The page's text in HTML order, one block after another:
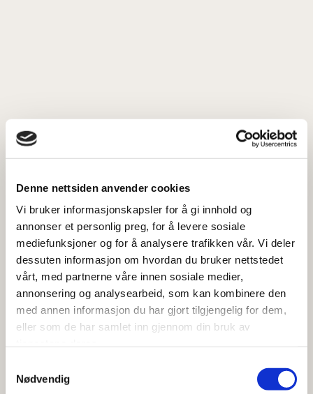
Denne nettsiden anvender cookies
Vi bruker informasjonskapsler for å gi innhold og
annonser et personlig preg, for å levere sosiale
mediefunksjoner og for å analysere trafikken vår. Vi deler
dessuten informasjon om hvordan du bruker nettstedet
vårt, med partnerne våre innen sosiale medier,
annonsering og analysearbeid, som kan kombinere den
med annen informasjon du har gjort tilgjengelig for dem,
eller som de har samlet inn gjennom din bruk av
Nødvendig